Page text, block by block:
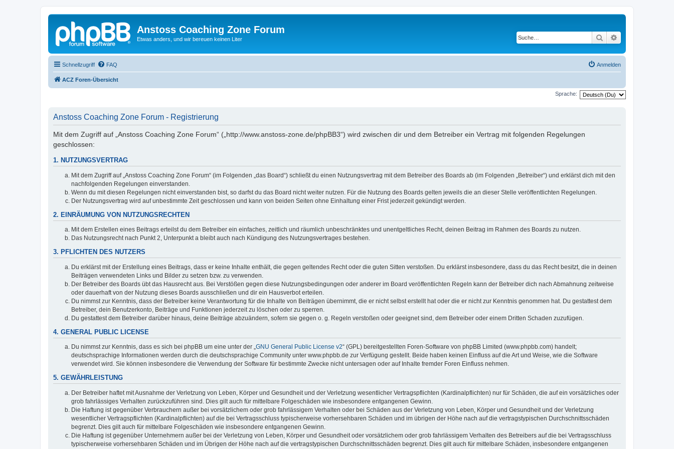
Anstoss Coaching Zone Forum
Etwas anders, und wir bereuen keinen Liter Suche
Schnellzugriff FAQ Anmelden
ACZ Foren-Übersicht
Sprache:
Anstoss Coaching Zone Forum - Registrierung
Mit dem Zugriff auf „Anstoss Coaching Zone Forum“ („http://www.anstoss-zone.de/phpBB3“) wird zwischen dir und dem Betreiber ein Vertrag mit folgenden Regelungen
geschlossen:
1. NUTZUNGSVERTRAG
Mit dem Zugriff auf „Anstoss Coaching Zone Forum“ (im Folgenden „das Board“) schließt du einen Nutzungsvertrag mit dem Betreiber des Boards ab (im Folgenden „Betreiber“) und erklärst dich mit den
nachfolgenden Regelungen einverstanden.
Wenn du mit diesen Regelungen nicht einverstanden bist, so darfst du das Board nicht weiter nutzen. Für die Nutzung des Boards gelten jeweils die an dieser Stelle veröffentlichten Regelungen.
Der Nutzungsvertrag wird auf unbestimmte Zeit geschlossen und kann von beiden Seiten ohne Einhaltung einer Frist jederzeit gekündigt werden.
2. EINRÄUMUNG VON NUTZUNGSRECHTEN
Mit dem Erstellen eines Beitrags erteilst du dem Betreiber ein einfaches, zeitlich und räumlich unbeschränktes und unentgeltliches Recht, deinen Beitrag im Rahmen des Boards zu nutzen.
Das Nutzungsrecht nach Punkt 2, Unterpunkt a bleibt auch nach Kündigung des Nutzungsvertrages bestehen.
3. PFLICHTEN DES NUTZERS
Du erklärst mit der Erstellung eines Beitrags, dass er keine Inhalte enthält, die gegen geltendes Recht oder die guten Sitten verstoßen. Du erklärst insbesondere, dass du das Recht besitzt, die in deinen
Beiträgen verwendeten Links und Bilder zu setzen bzw. zu verwenden.
Der Betreiber des Boards übt das Hausrecht aus. Bei Verstößen gegen diese Nutzungsbedingungen oder anderer im Board veröffentlichten Regeln kann der Betreiber dich nach Abmahnung zeitweise
oder dauerhaft von der Nutzung dieses Boards ausschließen und dir ein Hausverbot erteilen.
Du nimmst zur Kenntnis, dass der Betreiber keine Verantwortung für die Inhalte von Beiträgen übernimmt, die er nicht selbst erstellt hat oder die er nicht zur Kenntnis genommen hat. Du gestattest dem
Betreiber, dein Benutzerkonto, Beiträge und Funktionen jederzeit zu löschen oder zu sperren.
Du gestattest dem Betreiber darüber hinaus, deine Beiträge abzuändern, sofern sie gegen o. g. Regeln verstoßen oder geeignet sind, dem Betreiber oder einem Dritten Schaden zuzufügen.
4. GENERAL PUBLIC LICENSE
Du nimmst zur Kenntnis, dass es sich bei phpBB um eine unter der „GNU General Public License v2“ (GPL) bereitgestellten Foren-Software von phpBB Limited (www.phpbb.com) handelt;
deutschsprachige Informationen werden durch die deutschsprachige Community unter www.phpbb.de zur Verfügung gestellt. Beide haben keinen Einfluss auf die Art und Weise, wie die Software
verwendet wird. Sie können insbesondere die Verwendung der Software für bestimmte Zwecke nicht untersagen oder auf Inhalte fremder Foren Einfluss nehmen.
5. GEWÄHRLEISTUNG
Der Betreiber haftet mit Ausnahme der Verletzung von Leben, Körper und Gesundheit und der Verletzung wesentlicher Vertragspflichten (Kardinalpflichten) nur für Schäden, die auf ein vorsätzliches oder
grob fahrlässiges Verhalten zurückzuführen sind. Dies gilt auch für mittelbare Folgeschäden wie insbesondere entgangenen Gewinn.
Die Haftung ist gegenüber Verbrauchern außer bei vorsätzlichem oder grob fahrlässigem Verhalten oder bei Schäden aus der Verletzung von Leben, Körper und Gesundheit und der Verletzung
wesentlicher Vertragspflichten (Kardinalpflichten) auf die bei Vertragsschluss typischerweise vorhersehbaren Schäden und im übrigen der Höhe nach auf die vertragstypischen Durchschnittsschäden
begrenzt. Dies gilt auch für mittelbare Folgeschäden wie insbesondere entgangenen Gewinn.
Die Haftung ist gegenüber Unternehmern außer bei der Verletzung von Leben, Körper und Gesundheit oder vorsätzlichem oder grob fahrlässigem Verhalten des Betreibers auf die bei Vertragsschluss
typischerweise vorhersehbaren Schäden und im Übrigen der Höhe nach auf die vertragstypischen Durchschnittsschäden begrenzt. Dies gilt auch für mittelbare Schäden, insbesondere entgangenen